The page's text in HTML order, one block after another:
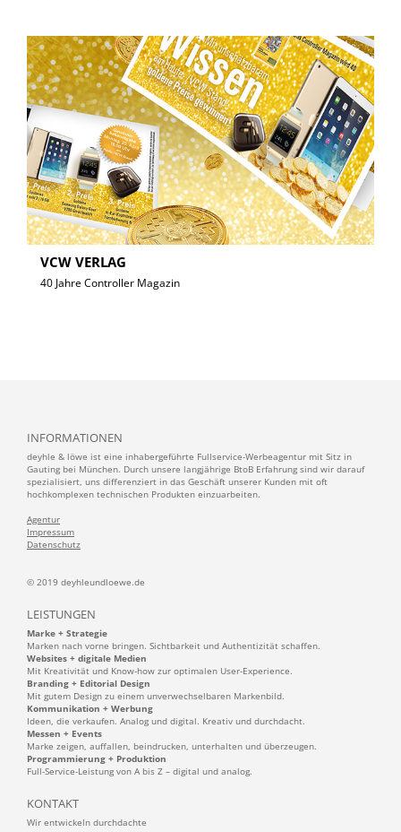
VCW VERLAG
40 Jahre Controller Magazin
INFORMATIONEN
deyhle & löwe ist eine inhabergeführte Fullservice-Werbeagentur mit Sitz in
Gauting bei München. Durch unsere langjährige BtoB Erfahrung sind wir darauf
spezialisiert, uns differenziert in das Geschäft unserer Kunden mit oft
hochkomplexen technischen Produkten einzuarbeiten.
Agentur
Impressum
Datenschutz
© 2019 deyhleundloewe.de
LEISTUNGEN
Marke + Strategie
Marken nach vorne bringen. Sichtbarkeit und Authentizität schaffen.
Websites + digitale Medien
Mit Kreativität und Know-how zur optimalen User-Experience.
Branding + Editorial Design
Mit gutem Design zu einem unverwechselbaren Markenbild.
Kommunikation + Werbung
Ideen, die verkaufen. Analog und digital. Kreativ und durchdacht.
Messen + Events
Marke zeigen, auffallen, beindrucken, unterhalten und überzeugen.
Programmierung + Produktion
Full-Service-Leistung von A bis Z – digital und analog.
KONTAKT
Wir entwickeln durchdachte